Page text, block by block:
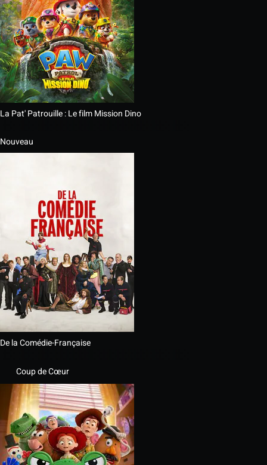
La Pat' Patrouille : Le film Mission Dino
Nouveau
De la Comédie-Française
Coup de Cœur